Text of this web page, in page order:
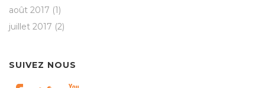
août 2017 (1)
juillet 2017 (2)
SUIVEZ NOUS